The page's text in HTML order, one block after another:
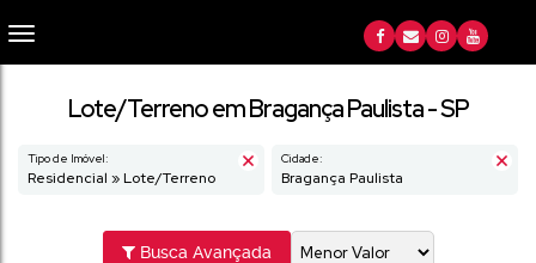
Lote/Terreno em Bragança Paulista - SP
Tipo de Imóvel:
Residencial » Lote/Terreno
Cidade:
Bragança Paulista
Busca Avançada